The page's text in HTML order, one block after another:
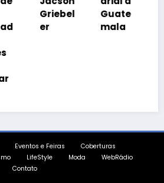
Guate
a
tributár
Eventos e Feiras
Coberturas
LifeStyle Moda
WebRádio
Contato